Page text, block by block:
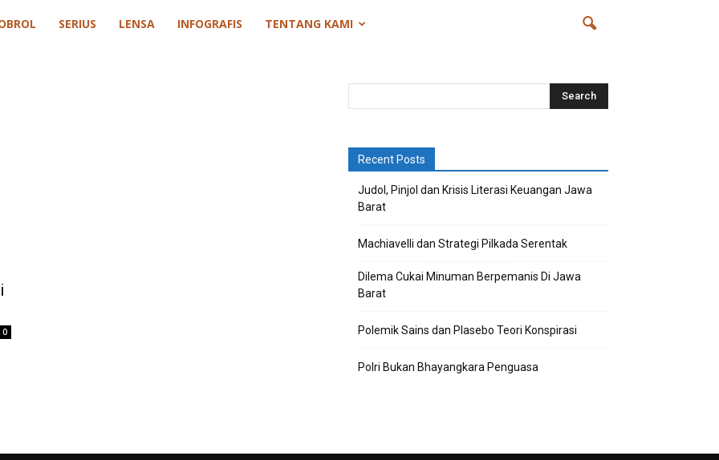
SERIUS LENSA INFOGRAFIS TENTANG KAMI
0
Recent Posts
Judol, Pinjol dan Krisis Literasi Keuangan Jawa
Barat
Machiavelli dan Strategi Pilkada Serentak
Dilema Cukai Minuman Berpemanis Di Jawa
Barat
Polemik Sains dan Plasebo Teori Konspirasi
Polri Bukan Bhayangkara Penguasa